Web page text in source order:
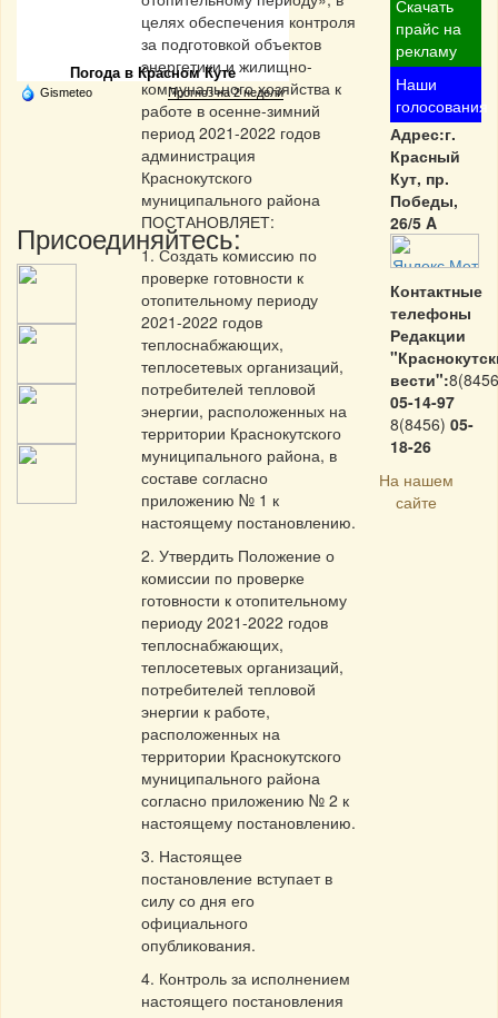
Частная реклама
Погода в Красном Куте
Gismeteo Прогноз на 2 недели
Присоединяйтесь:
целях обеспечения контроля
за подготовкой объектов
энергетики и жилищно-
коммунального хозяйства к
работе в осенне-зимний
период 2021-2022 годов
администрация
Краснокутского
муниципального района
ПОСТАНОВЛЯЕТ:
1. Создать комиссию по
проверке готовности к
отопительному периоду
2021-2022 годов
теплоснабжающих,
теплосетевых организаций,
потребителей тепловой
энергии, расположенных на
территории Краснокутского
муниципального района, в
составе согласно
приложению № 1 к
настоящему постановлению.
2. Утвердить Положение о
комиссии по проверке
готовности к отопительному
периоду 2021-2022 годов
теплоснабжающих,
теплосетевых организаций,
потребителей тепловой
энергии к работе,
расположенных на
территории Краснокутского
муниципального района
согласно приложению № 2 к
настоящему постановлению.
3. Настоящее
постановление вступает в
силу со дня его
официального
опубликования.
4. Контроль за исполнением
настоящего постановления
Скачать
прайс на
рекламу
Наши
голосования
Адрес:г.
Красный
Кут, пр.
Победы,
26/5 A
Контактные
телефоны
Редакции
вести":
05-14-97
8(8456) 05-
18-26
На нашем
сайте